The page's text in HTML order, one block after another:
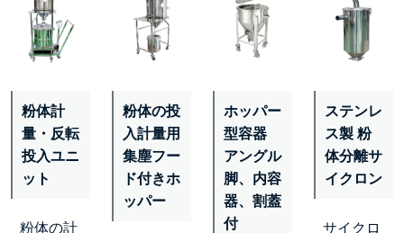
粉体計
量・反転
投入ユニ
ット
粉体の計
粉体の投
入計量用
集塵フー
ド付きホ
ッパー
ホッパー
型容器
アングル
脚、内容
器、割蓋
付
ステンレ
ス製 粉
体分離サ
イクロン
サイクロ